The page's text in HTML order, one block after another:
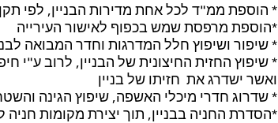
הוספת ממ"ד לכל אחת מדירות הבניין, לפי תקן ישראלי ואף הרחבה לדירה, בכפוף לשיקולי תכנון וכדאיות כלכלית *
הוספת מרפסת שמש בכפוף לאישור העירייה*
שיפור ושיפוץ חלל המדרגות וחדר המבואה לבניין (לובי) ושידרוגם *
שיפוץ החזית החיצונית של הבניין, לרוב ע"י חיפוי באבן או בכל חומר אחר אשר עומד בתקן הישראלי *
ואשר ישדרג את חזיתו של בניין
שדרוג חדרי מיכלי האשפה, שיפוץ הגינה והשטח החיצוני לבניין *
הסדרת החניה בבניין, תוך יצירת מקומות חניה לדירות החדשות*